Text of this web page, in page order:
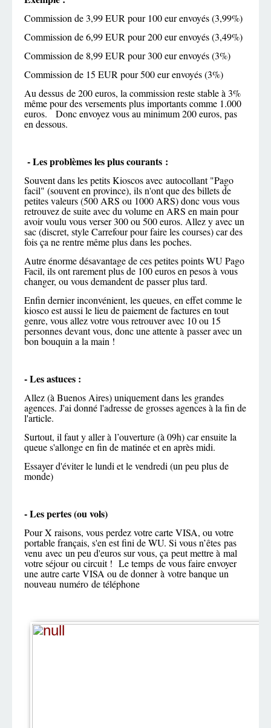
Commission de 3,99 EUR pour 100 eur envoyés (3,99%)
Commission de 6,99 EUR pour 200 eur envoyés (3,49%)
Commission de 8,99 EUR pour 300 eur envoyés (3%)
Commission de 15 EUR pour 500 eur envoyés (3%)
Au dessus de 200 euros, la commission reste stable à 3%
même pour des versements plus importants comme 1.000
euros. Donc envoyez vous au minimum 200 euros, pas
en dessous.
- Les problèmes les plus courants :
Souvent dans les petits Kioscos avec autocollant "Pago
facil" (souvent en province), ils n'ont que des billets de
petites valeurs (500 ARS ou 1000 ARS) donc vous vous
retrouvez de suite avec du volume en ARS en main pour
avoir voulu vous verser 300 ou 500 euros. Allez y avec un
sac (discret, style Carrefour pour faire les courses) car des
fois ça ne rentre même plus dans les poches.
Autre énorme désavantage de ces petites points WU Pago
Facil, ils ont rarement plus de 100 euros en pesos à vous
changer, ou vous demandent de passer plus tard.
Enfin dernier inconvénient, les queues, en effet comme le
kiosco est aussi le lieu de paiement de factures en tout
genre, vous allez votre vous retrouver avec 10 ou 15
personnes devant vous, donc une attente à passer avec un
bon bouquin a la main !
- Les astuces :
Allez (à Buenos Aires) uniquement dans les grandes
agences. J'ai donné l'adresse de grosses agences à la fin de
l'article.
Surtout, il faut y aller à l’ouverture (à 09h) car ensuite la
queue s'allonge en fin de matinée et en après midi.
Essayer d'éviter le lundi et le vendredi (un peu plus de
monde)
- Les pertes (ou vols)
Pour X raisons, vous perdez votre carte VISA, ou votre
portable français, s'en est fini de WU. Si vous n’êtes pas
venu avec un peu d'euros sur vous, ça peut mettre à mal
votre séjour ou circuit ! Le temps de vous faire envoyer
une autre carte VISA ou de donner à votre banque un
nouveau numéro de téléphone